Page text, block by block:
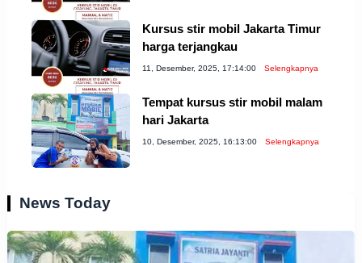
Kursus stir mobil Jakarta Timur
harga terjangkau
11, Desember, 2025, 17:14:00 Selengkapnya
Tempat kursus stir mobil malam
hari Jakarta
10, Desember, 2025, 16:13:00 Selengkapnya
News Today